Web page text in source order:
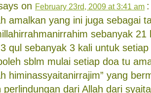
on February 23rd, 2009 at 3:41 am :
amalkan yang ini juga sebagai
sebanyak 21
qul sebanyak 3 kali untuk setiap
sblm mulai setiap doa tu
himinassyaitanirrajim” yang
perlindungan dari Allah dari